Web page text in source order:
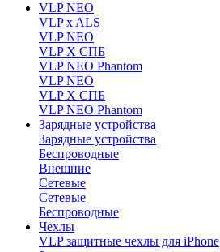
VLP NEO
VLP x ALS
VLP NEO
VLP X СПБ
VLP NEO Phantom
VLP NEO
VLP X СПБ
VLP NEO Phantom
Зарядные устройства
Зарядные устройства
Беспроводные
Внешние
Сетевые
Сетевые
Беспроводные
Чехлы
VLP защитные чехлы для iPhone